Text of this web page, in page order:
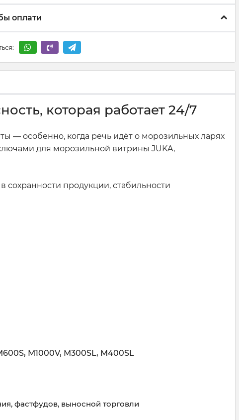
оплати
которая работает 24/7
— особенно, когда речь идёт о морозильных ларях
для морозильной витрины JUKA,
сохранности продукции, стабильности
M1000V, M300SL, M400SL
фастфудов, выносной торговли